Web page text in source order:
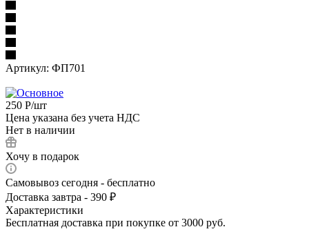
Артикул: ФП701
250 Р/шт
Цена указана без учета НДС
Нет в наличии
Хочу в подарок
Самовывоз сегодня - бесплатно
Доставка завтра - 390 ₽
Характеристики
Бесплатная доставка при покупке от 3000 руб.